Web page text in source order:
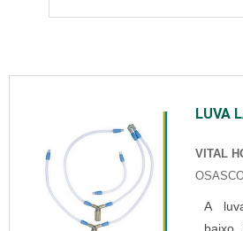
LUVA
VITAL
A